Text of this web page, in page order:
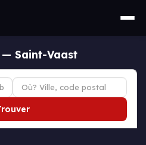
Saint-Vaast